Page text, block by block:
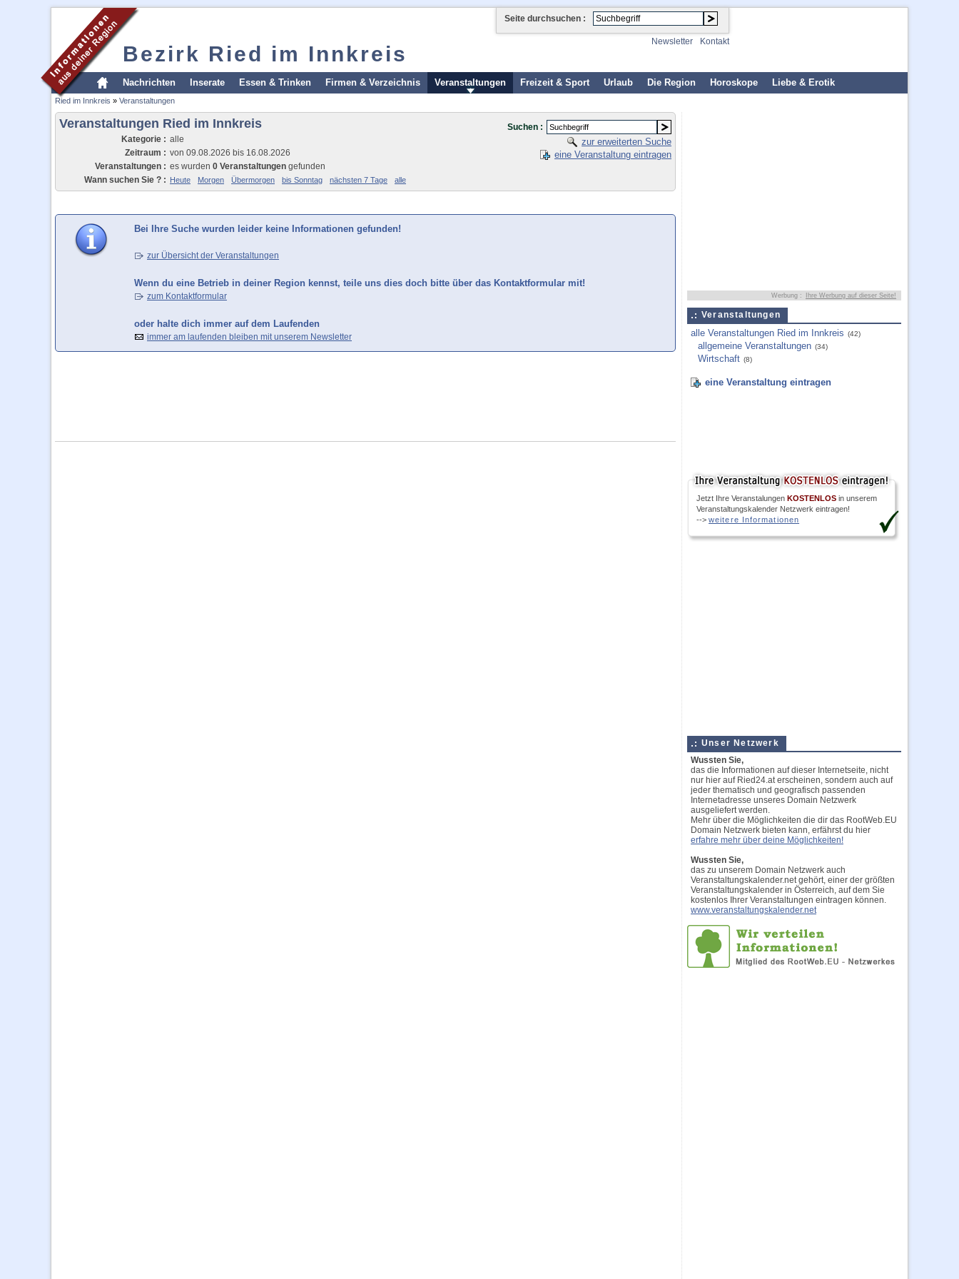
Bezirk Ried im Innkreis
Seite durchsuchen :
Newsletter Kontakt
Nachrichten Inserate Essen & Trinken Firmen & Verzeichnis Veranstaltungen Freizeit & Sport Urlaub Die Region Horoskope Liebe & Erotik
Ried im Innkreis » Veranstaltungen
Veranstaltungen Ried im Innkreis
Kategorie : alle
Zeitraum : von 09.08.2026 bis 16.08.2026
Veranstaltungen : es wurden 0 Veranstaltungen gefunden
Wann suchen Sie ? : Heute Morgen Übermorgen bis Sonntag nächsten 7 Tage alle
Suchen :
zur erweiterten Suche
eine Veranstaltung eintragen
Bei Ihre Suche wurden leider keine Informationen gefunden!
zur Übersicht der Veranstaltungen
Wenn du eine Betrieb in deiner Region kennst, teile uns dies doch bitte über das Kontaktformular mit!
zum Kontaktformular
oder halte dich immer auf dem Laufenden
immer am laufenden bleiben mit unserem Newsletter
Werbung : Ihre Werbung auf dieser Seite!
Veranstaltungen
alle Veranstaltungen Ried im Innkreis (42)
allgemeine Veranstaltungen (34)
Wirtschaft (8)
eine Veranstaltung eintragen
Jetzt Ihre Veranstalungen KOSTENLOS in unserem
Veranstaltungskalender Netzwerk eintragen!
--> weitere Informationen
Unser Netzwerk
Wussten Sie,
das die Informationen auf dieser Internetseite, nicht
nur hier auf Ried24.at erscheinen, sondern auch auf
jeder thematisch und geografisch passenden
Internetadresse unseres Domain Netzwerk
ausgeliefert werden.
Mehr über die Möglichkeiten die dir das RootWeb.EU
Domain Netzwerk bieten kann, erfährst du hier
erfahre mehr über deine Möglichkeiten!
Wussten Sie,
das zu unserem Domain Netzwerk auch
Veranstaltungskalender.net gehört, einer der größten
Veranstaltungskalender in Österreich, auf dem Sie
kostenlos Ihrer Veranstaltungen eintragen können.
www.veranstaltungskalender.net